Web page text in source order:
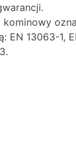
kominowy
EN 13063-1,